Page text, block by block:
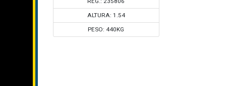
ALTURA: 1.54
PESO: 440KG